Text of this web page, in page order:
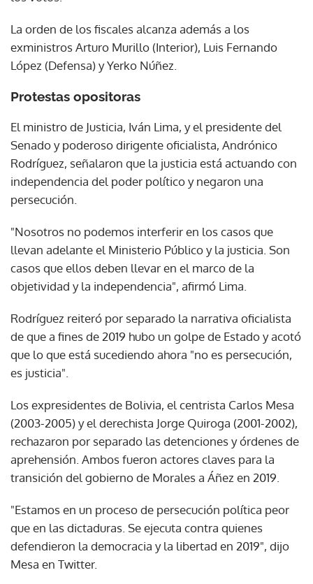
La orden de los fiscales alcanza además a los
exministros Arturo Murillo (Interior), Luis Fernando
López (Defensa) y Yerko Núñez.
Protestas opositoras
El ministro de Justicia, Iván Lima, y el presidente del
Senado y poderoso dirigente oficialista, Andrónico
Rodríguez, señalaron que la justicia está actuando con
independencia del poder político y negaron una
persecución.
"Nosotros no podemos interferir en los casos que
llevan adelante el Ministerio Público y la justicia. Son
casos que ellos deben llevar en el marco de la
objetividad y la independencia", afirmó Lima.
Rodríguez reiteró por separado la narrativa oficialista
de que a fines de 2019 hubo un golpe de Estado y acotó
que lo que está sucediendo ahora "no es persecución,
es justicia".
Los expresidentes de Bolivia, el centrista Carlos Mesa
(2003-2005) y el derechista Jorge Quiroga (2001-2002),
rechazaron por separado las detenciones y órdenes de
aprehensión. Ambos fueron actores claves para la
transición del gobierno de Morales a Áñez en 2019.
"Estamos en un proceso de persecución política peor
que en las dictaduras. Se ejecuta contra quienes
defendieron la democracia y la libertad en 2019", dijo
Mesa en Twitter.